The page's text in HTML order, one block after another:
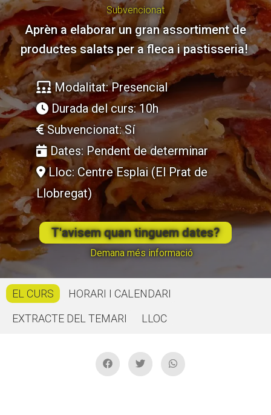
Subvencionat
Aprèn a elaborar un gran assortiment de
productes salats per a fleca i pastisseria!
Modalitat: Presencial
Durada del curs: 10h
Subvencionat: Sí
Dates: Pendent de determinar
Lloc: Centre Esplai (El Prat de
Llobregat)
T'avisem quan tinguem dates?
Demana més informació
EL CURS
HORARI I CALENDARI
EXTRACTE DEL TEMARI
LLOC
ACCIÓ SOCIAL I JOVES
ESPLAIS
SUPORT TERCER SECTOR
CONEIX FUNDESPLAI
La Fundació
ACCIÓ SOCIAL I JOVES
ESPLAIS
SUPORT TERCER SECTOR
CONEIX FUNDESPLAI
La Fundació